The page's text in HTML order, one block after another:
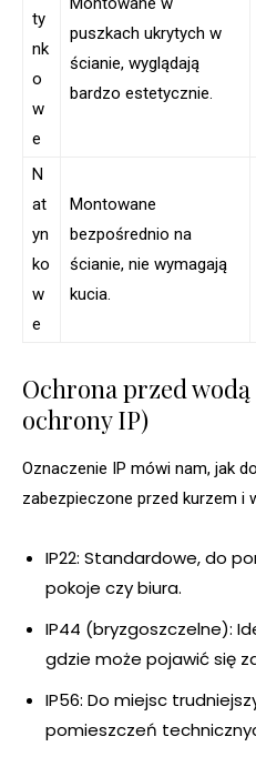
ty
nk
o
w
e
puszkach ukrytych w
ścianie, wyglądają
bardzo estetycznie.
N
at
yn
ko
w
e
Montowane
bezpośrednio na
ścianie, nie wymagają
kucia.
Ochrona przed wodą
ochrony IP)
Oznaczenie IP mówi nam, jak
zabezpieczone przed kurzem i
IP22: Standardowe, do
pokoje czy biura.
IP44 (bryzgoszczelne):
gdzie może pojawić się
IP56: Do miejsc
pomieszczeń